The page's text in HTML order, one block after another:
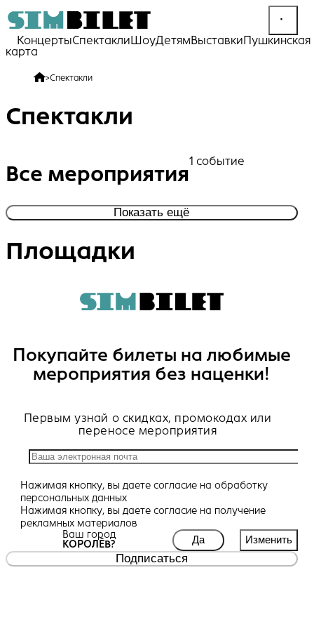
КонцертыСпектакли ШоуДетямВыставкиПушкинская
карта
>Спектакли
Спектакли
Все мероприятия
1 событие
Показать ещё
Площадки
Покупайте билеты на любимые
мероприятия без наценки!
Первым узнай о скидках, промокодах или
переносе мероприятия
Нажимая кнопку, вы даете согласие на обработку
персональных данных
Нажимая кнопку, вы даете согласие на получение
рекламных материалов
Ваш город
КОРОЛЁВ?
Да Изменить
Подписаться